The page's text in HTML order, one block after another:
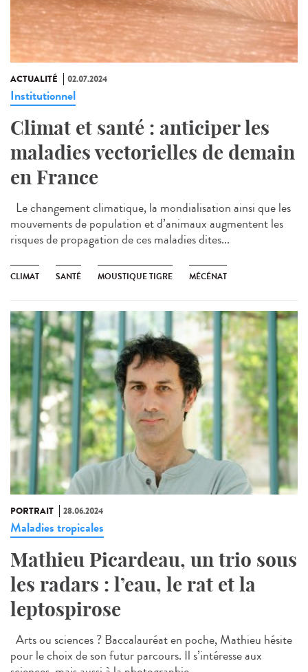
ACTUALITÉ 02.07.2024
Institutionnel
Climat et santé : anticiper les
maladies vectorielles de demain
en France
Le changement climatique, la mondialisation ainsi que les
mouvements de population et d’animaux augmentent les
risques de propagation de ces maladies dites...
CLIMAT SANTÉ MOUSTIQUE TIGRE MÉCÉNAT
PORTRAIT 28.06.2024
Maladies tropicales
Mathieu Picardeau, un trio sous
les radars : l’eau, le rat et la
leptospirose
Arts ou sciences ? Baccalauréat en poche, Mathieu hésite
pour le choix de son futur parcours. Il s’intéresse aux